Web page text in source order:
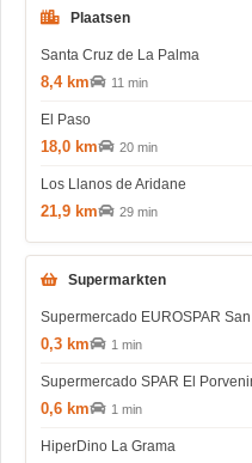
Plaatsen
Santa Cruz de La Palma
8,4 km 11 min
El Paso
18,0 km 20 min
Los Llanos de Aridane
21,9 km 29 min
Supermarkten
Supermercado EUROSPAR
0,3 km 1 min
Supermercado SPAR El
0,6 km 1 min
HiperDino La Grama